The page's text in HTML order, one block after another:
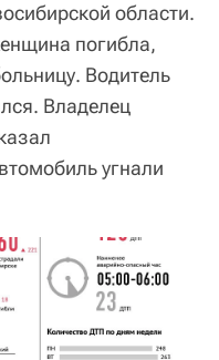
области.
погибла,
Водитель
Владелец
угнали